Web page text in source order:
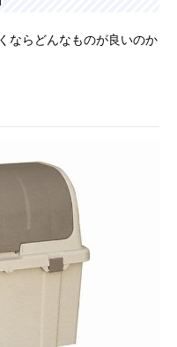
ならどんなものが良いのか